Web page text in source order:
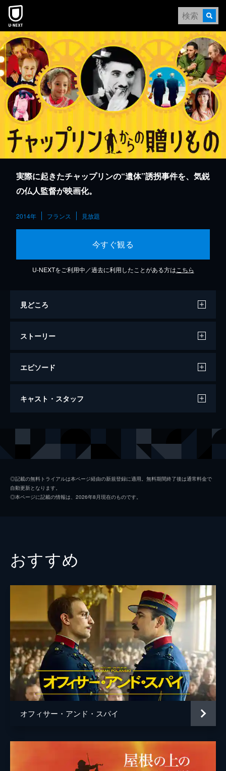
本文へスキップ
実際に起きたチャップリンの“遺体”誘拐事件を、気鋭
の仏人監督が映画化。
2014年 フランス 見放題
今すぐ観る
U-NEXTをご利用中／過去に利用したことがある方は こちら
見どころ
ストーリー
エピソード
チャップリンからの贈りもの
キャスト・スタッフ
オスマン ロシュディ・ゼム
監督 グザヴィエ・ボーヴォワ
グザヴィエ・ボーヴォワ
音楽 ミシェル・ルグラン
製作 パスカル・コシュトゥー
◎記載の無料トライアルは本ページ経由の新規登録に適用。無料期間終了後は通常料金で
自動更新となります。
◎本ページに記載の情報は、2026年8月現在のものです。
おすすめ
オフィサー・アンド・スパイ